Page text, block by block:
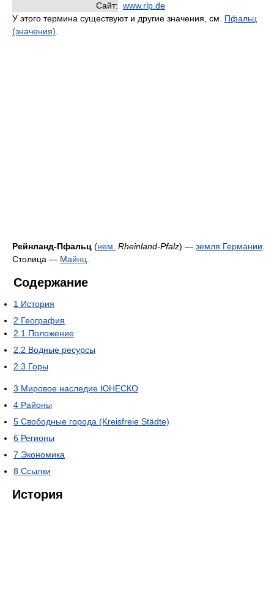
Сайт: www.rlp.de
У этого термина существуют и другие значения, см. Пфальц
(значения)
Рейнланд-Пфальц (нем. Rheinland-Pfalz) — земля Германии
Столица — Майнц
Содержание
1 История
2 География
2.1 Положение
2.2 Водные ресурсы
2.3 Горы
3 Мировое наследие ЮНЕСКО
4 Районы
5 Свободные города (Kreisfreie Städte)
6 Регионы
7 Экономика
8 Ссылки
История